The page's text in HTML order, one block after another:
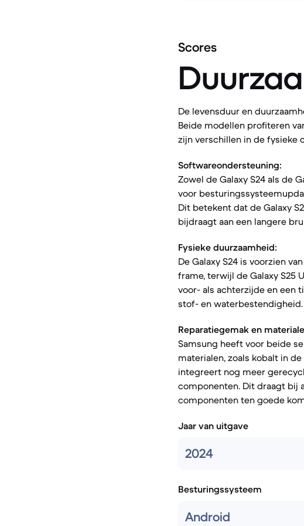
Scores
De levensduur en
Beide modellen profiteren
zijn verschillen in de fysieke
Softwareondersteuning:
Zowel de Galaxy S24 als de
voor
Dit betekent dat de Galaxy
bijdraagt aan een langere
Fysieke duurzaamheid:
De Galaxy S24 is voorzien
frame, terwijl de Galaxy S25
voor- als achterzijde en een
stof- en
Reparatiegemak en
Samsung heeft voor beide
materialen, zoals kobalt in
integreert nog meer
componenten. Dit draagt bij
componenten ten goede
Jaar van uitgave
2024
Besturingssysteem
Android